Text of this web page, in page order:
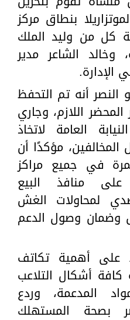
بنطاق مركز
كل من وليد الملك
وخالد الشاعر مدير
الإدارة.
النصر أنه تم التحفظ
اللازم، وجاري
العامة لاتخاذ
المخالفين، مؤكدًا أن
في جميع مراكز
على منافذ البيع
لمحاولات الغش
وضمان وصول الدعم
أهمية تكاتف
أشكال التلاعب
المدعمة، وردع
بصحة المستهلك